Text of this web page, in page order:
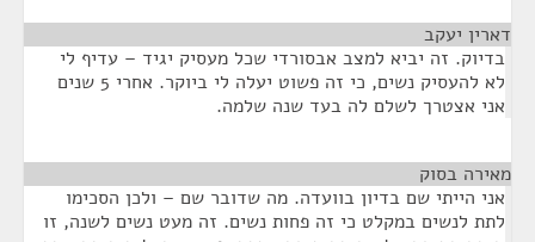
דארין יעקב
בדיוק. זה יביא למצב אבסורדי שכל מעסיק יגיד – עדיף לי
לא להעסיק נשים, כי זה פשוט יעלה לי ביוקר. אחרי 5 שנים
אני אצטרך לשלם לה בעד שנה שלמה.
מאירה בסוק
אני הייתי שם בדיון בוועדה. מה שדובר שם – ולכן הסכימו
לתת לנשים במקלט כי זה פחות נשים. זה מעט נשים לשנה, זו